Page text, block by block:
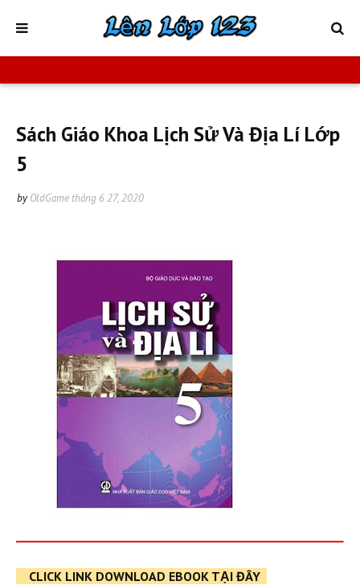
Sách Giáo Khoa Lịch Sử Và Địa Lí Lớp
5
by OldGame tháng 6 27, 2020
CLICK LINK DOWNLOAD EBOOK TẠI ĐÂY